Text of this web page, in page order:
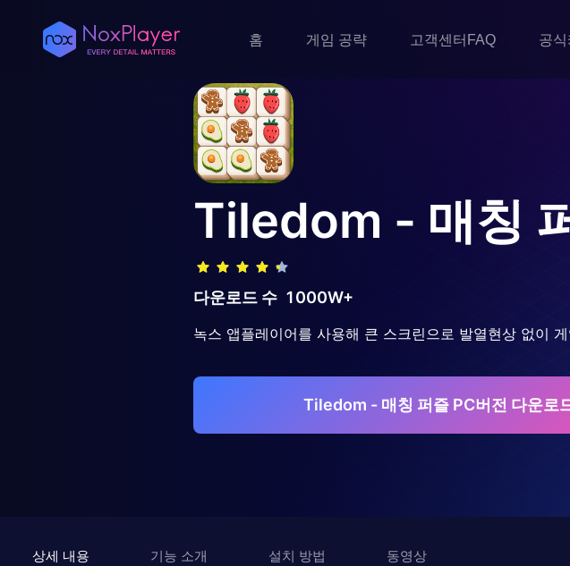
홈 게임 공략 고객센터FAQ 공식
Tiledom - 매칭
다운로드 수 1000W+
녹스 앱플레이어를 사용해 큰 스크린으로 발열현상 없이
Tiledom - 매칭 퍼즐 PC버전 다운로
상세 내용 기능 소개 설치 방법 동영상